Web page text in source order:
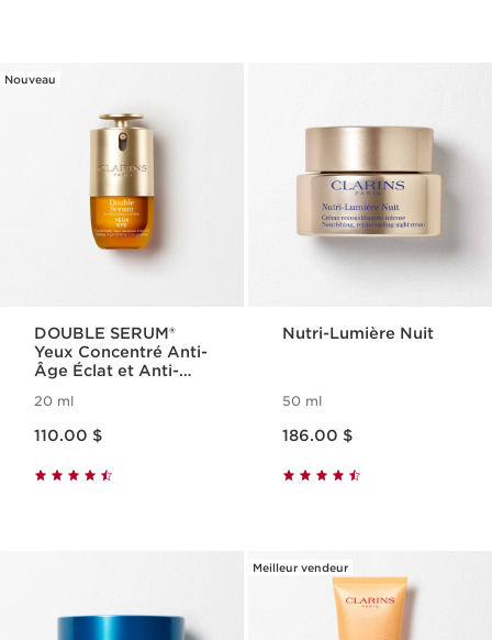
Nouveau
DOUBLE SERUM®
Yeux Concentré Anti-
Âge Éclat et Anti-
20 ml
110.00 $
Nutri-Lumière Nuit
50 ml
186.00 $
Meilleur vendeur